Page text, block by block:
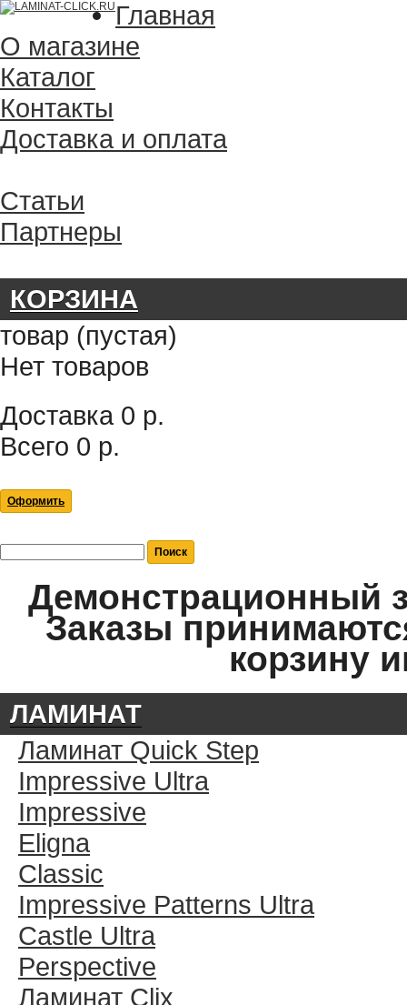
Главная
О магазине
Каталог
Контакты
Доставка и оплата
Статьи
Партнеры
КОРЗИНА
товар (пустая)
Нет товаров
Доставка 0 р.
Всего 0 р.
Оформить
Демонстрационный
Заказы
корзину
ЛАМИНАТ
Ламинат Quick Step
Impressive Ultra
Impressive
Eligna
Classic
Impressive Patterns Ultra
Castle Ultra
Perspective
Ламинат Clix